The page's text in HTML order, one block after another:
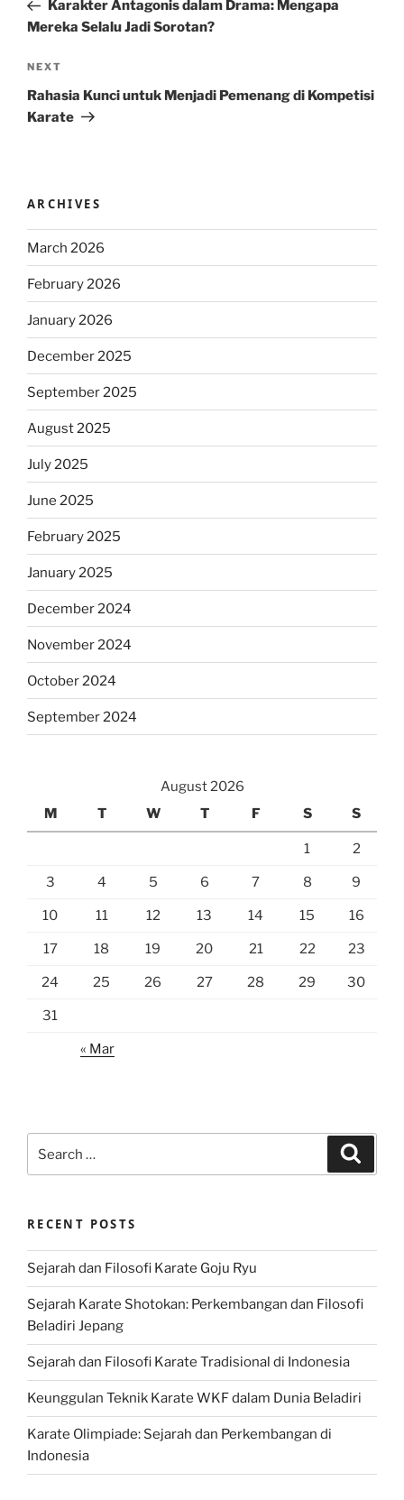
Karakter Antagonis dalam Drama: Mengapa
Mereka Selalu Jadi Sorotan?
Next
Post
NEXT
Rahasia Kunci untuk Menjadi Pemenang di Kompetisi
Karate
ARCHIVES
March 2026
February 2026
January 2026
December 2025
September 2025
August 2025
July 2025
June 2025
February 2025
January 2025
December 2024
November 2024
October 2024
September 2024
August 2026
M
T W T F S S
1 2
3 4 5 6 7 8 9
10 11 12 13 14 15 16
17 18 19 20 21 22 23
24 25 26 27 28 29 30
31
« Mar
for:
RECENT POSTS
Sejarah dan Filosofi Karate Goju Ryu
Sejarah Karate Shotokan: Perkembangan dan Filosofi
Beladiri Jepang
Sejarah dan Filosofi Karate Tradisional di Indonesia
Keunggulan Teknik Karate WKF dalam Dunia Beladiri
Karate Olimpiade: Sejarah dan Perkembangan di
Indonesia